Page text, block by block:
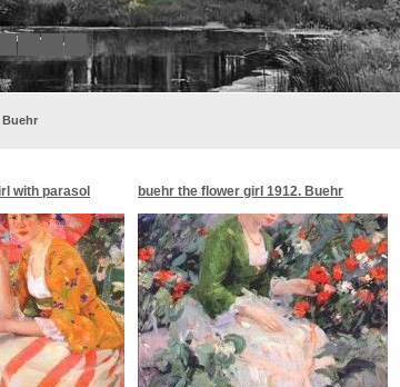
8
Buehr
with parasol buehr the flower girl 1912. Buehr